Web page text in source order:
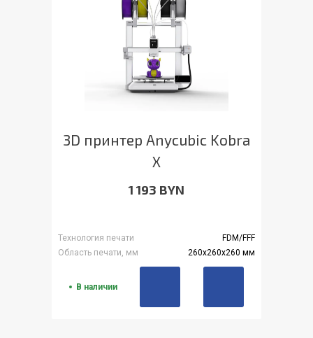
3D принтер Anycubic Kobra
X
1 193 BYN
Технология печати
FDM/FFF
Область печати, мм
260x260x260 мм
В наличии